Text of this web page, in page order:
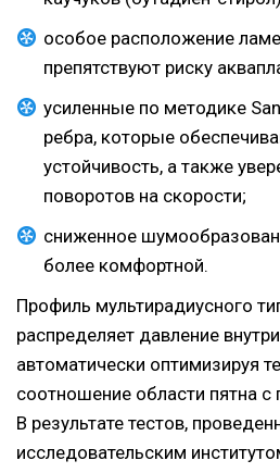
особое расположение
препятствуют риску
усиленные по методике
ребра, которые
устойчивость, а также
поворотов на скорости;
сниженное
более комфортной.
Профиль мультирадиусного
распределяет давление
автоматически оптимизируя
соотношение области пятна с
В результате тестов,
исследовательским